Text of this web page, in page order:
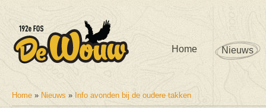
Home Nieuws
U bent hier
Home » Nieuws » Info avonden bij de oudere takken